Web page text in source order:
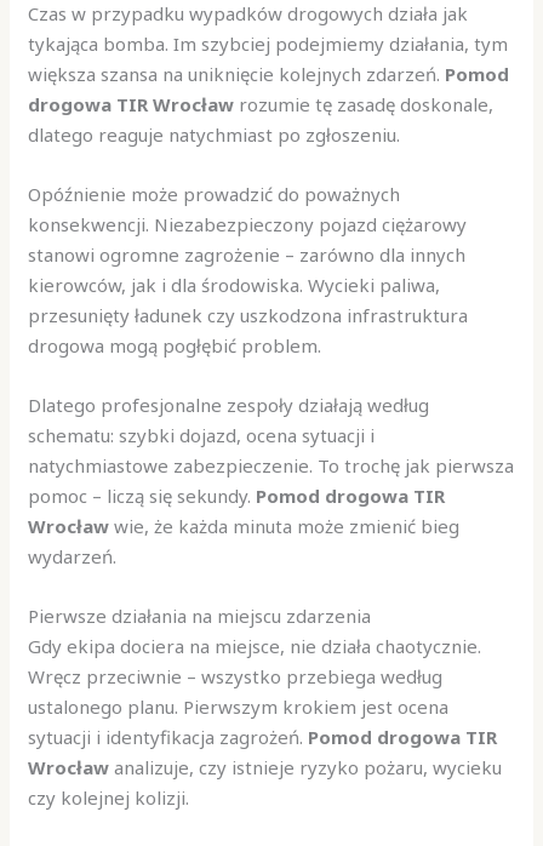
Czas w przypadku wypadków drogowych działa jak
tykająca bomba. Im szybciej podejmiemy działania, tym
większa szansa na uniknięcie kolejnych zdarzeń. Pomod
drogowa TIR Wrocław rozumie tę zasadę doskonale,
dlatego reaguje natychmiast po zgłoszeniu.
Opóźnienie może prowadzić do poważnych
konsekwencji. Niezabezpieczony pojazd ciężarowy
stanowi ogromne zagrożenie – zarówno dla innych
kierowców, jak i dla środowiska. Wycieki paliwa,
przesunięty ładunek czy uszkodzona infrastruktura
drogowa mogą pogłębić problem.
Dlatego profesjonalne zespoły działają według
schematu: szybki dojazd, ocena sytuacji i
natychmiastowe zabezpieczenie. To trochę jak pierwsza
pomoc – liczą się sekundy. Pomod drogowa TIR
Wrocław wie, że każda minuta może zmienić bieg
wydarzeń.
Pierwsze działania na miejscu zdarzenia
Gdy ekipa dociera na miejsce, nie działa chaotycznie.
Wręcz przeciwnie – wszystko przebiega według
ustalonego planu. Pierwszym krokiem jest ocena
sytuacji i identyfikacja zagrożeń. Pomod drogowa TIR
Wrocław analizuje, czy istnieje ryzyko pożaru, wycieku
czy kolejnej kolizji.